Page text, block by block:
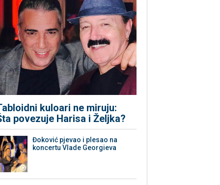
kuloari ne miruju:
povezuje Harisa i Željka?
Đoković pjevao i plesao na
koncertu Vlade Georgieva